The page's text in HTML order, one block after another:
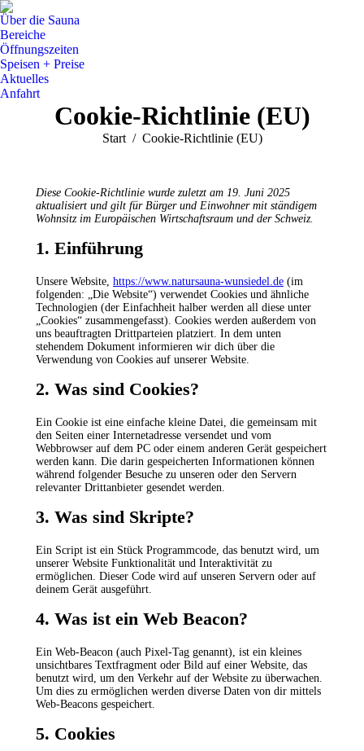
Über die Sauna
Bereiche
Öffnungszeiten
Speisen + Preise
Aktuelles
Anfahrt
Cookie-Richtlinie (EU)
Sie befinden sich hier:
Start Cookie-Richtlinie (EU)
Diese Cookie-Richtlinie wurde zuletzt am 19. Juni 2025
aktualisiert und gilt für Bürger und Einwohner mit ständigem
Wohnsitz im Europäischen Wirtschaftsraum und der Schweiz.
1. Einführung
Unsere Website, https://www.natursauna-wunsiedel.de (im
folgenden: „Die Website“) verwendet Cookies und ähnliche
Technologien (der Einfachheit halber werden all diese unter
„Cookies“ zusammengefasst). Cookies werden außerdem von
uns beauftragten Drittparteien platziert. In dem unten
stehendem Dokument informieren wir dich über die
Verwendung von Cookies auf unserer Website.
2. Was sind Cookies?
Ein Cookie ist eine einfache kleine Datei, die gemeinsam mit
den Seiten einer Internetadresse versendet und vom
Webbrowser auf dem PC oder einem anderen Gerät gespeichert
werden kann. Die darin gespeicherten Informationen können
während folgender Besuche zu unseren oder den Servern
relevanter Drittanbieter gesendet werden.
3. Was sind Skripte?
Ein Script ist ein Stück Programmcode, das benutzt wird, um
unserer Website Funktionalität und Interaktivität zu
ermöglichen. Dieser Code wird auf unseren Servern oder auf
deinem Gerät ausgeführt.
4. Was ist ein Web Beacon?
Ein Web-Beacon (auch Pixel-Tag genannt), ist ein kleines
unsichtbares Textfragment oder Bild auf einer Website, das
benutzt wird, um den Verkehr auf der Website zu überwachen.
Um dies zu ermöglichen werden diverse Daten von dir mittels
Web-Beacons gespeichert.
5. Cookies